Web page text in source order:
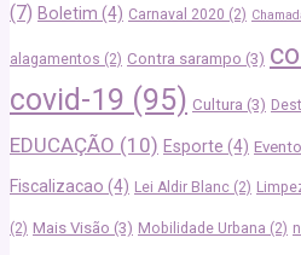
(7) Boletim (4) Carnaval 2020 (2)
alagamentos (2) Contra sarampo (3)
covid-19 (95) Cultura (3)
EDUCAÇÃO (10) Esporte (4)
Fiscalizacao (4) Lei Aldir Blanc (2)
(2) Mais Visão (3) Mobilidade Urbana (2)